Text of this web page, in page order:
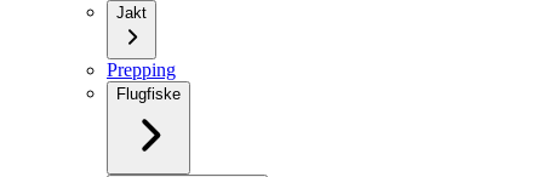
Jakt
Prepping
Flugfiske